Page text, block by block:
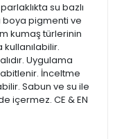
su bazlı
boya pigmenti ve
kumaş türlerinin
Uygulama
İnceltme
Sabun ve su ile
içermez. CE & EN